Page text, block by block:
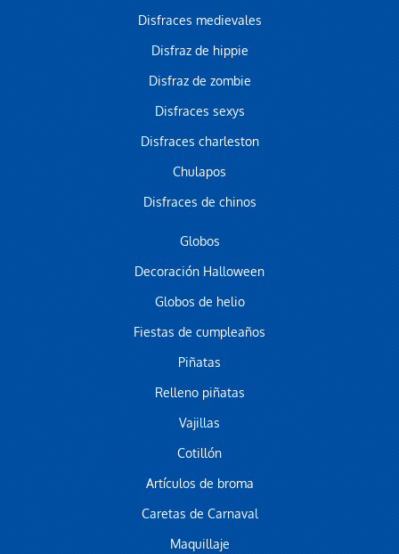
Disfraces medievales
Disfraz de hippie
Disfraz de zombie
Disfraces sexys
Disfraces charleston
Chulapos
Disfraces de chinos
Globos
Decoración Halloween
Globos de helio
Fiestas de cumpleaños
Piñatas
Relleno piñatas
Vajillas
Cotillón
Artículos de broma
Caretas de Carnaval
Maquillaje